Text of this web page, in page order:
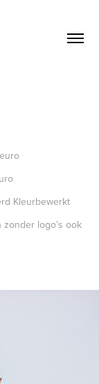
Kleurbewerkt
logo’s ook